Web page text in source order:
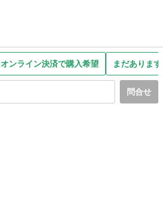
オンライン決済で購入希望 まだありま
問合せ